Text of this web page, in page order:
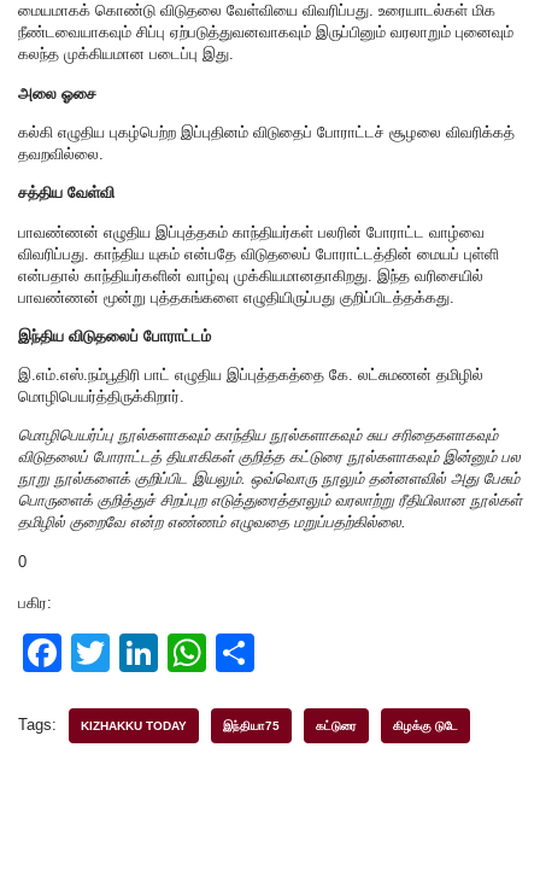
மையமாகக் கொண்டு விடுதலை வேள்வியை விவரிப்பது. உரையாடல்கள் மிக
நீண்டவையாகவும் சிப்பு ஏற்படுத்துவனவாகவும் இருப்பினும் வரலாறும் புனைவும்
கலந்த முக்கியமான படைப்பு இது.
அலை ஓசை
கல்கி எழுதிய புகழ்பெற்ற இப்புதினம் விடுதைப் போராட்டச் சூழலை விவரிக்கத்
தவறவில்லை.
சத்திய வேள்வி
பாவண்ணன் எழுதிய இப்புத்தகம் காந்தியர்கள் பலரின் போராட்ட வாழ்வை
விவரிப்பது. காந்திய யுகம் என்பதே விடுதலைப் போராட்டத்தின் மையப் புள்ளி
என்பதால் காந்தியர்களின் வாழ்வு முக்கியமானதாகிறது. இந்த வரிசையில்
பாவண்ணன் மூன்று புத்தகங்களை எழுதியிருப்பது குறிப்பிடத்தக்கது.
இந்திய விடுதலைப் போராட்டம்
இ.எம்.எஸ்.நம்பூதிரி பாட் எழுதிய இப்புத்தகத்தை கே. லட்சுமணன் தமிழில்
மொழிபெயர்த்திருக்கிறார்.
மொழிபெயர்ப்பு நூல்களாகவும் காந்திய நூல்களாகவும் சுய சரிதைகளாகவும்
விடுதலைப் போராட்டத் தியாகிகள் குறித்த கட்டுரை நூல்களாகவும் இன்னும் பல
நூறு நூல்களைக் குறிப்பிட இயலும். ஒவ்வொரு நூலும் தன்னளவில் அது பேசும்
பொருளைக் குறித்துச் சிறப்புற எடுத்துரைத்தாலும் வரலாற்று ரீதியிலான நூல்கள்
தமிழில் குறைவே என்ற எண்ணம் எழுவதை மறுப்பதற்கில்லை.
0
பகிர:
F
c
T
tt
Li
k
W
at ar
Tags: KIZHAKKU TODAY இந்தியா75 கட்டுரை கிழக்கு டுடே